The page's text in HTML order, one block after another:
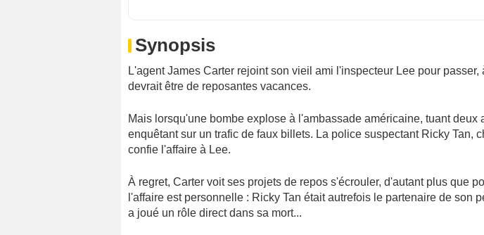
Synopsis
L'agent James Carter rejoint son vieil ami l'inspecteur Lee pour passer,
devrait être de reposantes vacances.
Mais lorsqu'une bombe explose à l'ambassade américaine, tuant deux
enquêtant sur un trafic de faux billets. La police suspectant Ricky Tan,
confie l'affaire à Lee.
À regret, Carter voit ses projets de repos s'écrouler, d'autant plus que
l'affaire est personnelle : Ricky Tan était autrefois le partenaire de son
a joué un rôle direct dans sa mort...